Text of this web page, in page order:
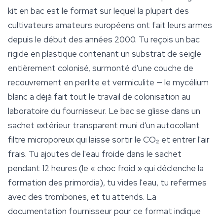
kit en bac est le format sur lequel la plupart des
cultivateurs amateurs européens ont fait leurs armes
depuis le début des années 2000. Tu reçois un bac
rigide en plastique contenant un substrat de seigle
entièrement colonisé, surmonté d'une couche de
recouvrement en perlite et vermiculite — le mycélium
blanc a déjà fait tout le travail de colonisation au
laboratoire du fournisseur. Le bac se glisse dans un
sachet extérieur transparent muni d'un autocollant
filtre microporeux qui laisse sortir le CO₂ et entrer l'air
frais. Tu ajoutes de l'eau froide dans le sachet
pendant 12 heures (le « choc froid » qui déclenche la
formation des primordia), tu vides l'eau, tu refermes
avec des trombones, et tu attends. La
documentation fournisseur pour ce format indique